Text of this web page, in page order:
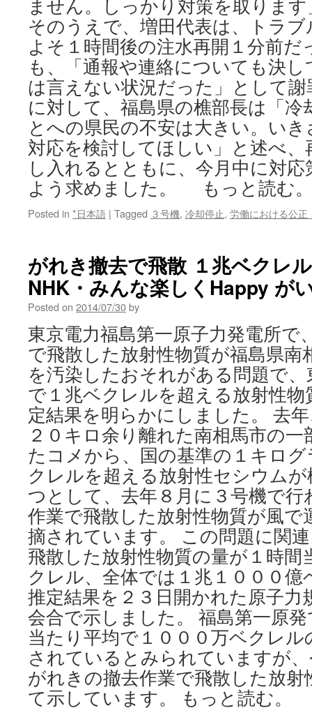
ません。しっかり対策を取りま
そのうえで、増田代表は、トラ
よそ１時間後の注水再開１分前
も、「通報や連絡についても決
は言えない状況だった」として
に対して、福島県の樵部長は「
とへの県民の不安は大きい。い
対応を検討してほしい」と述べ
し入れるとともに、今月中に対
よう求めました。 もっと読む
Posted in *日本語 | Tagged ３号機, 冷却停止, 労働における公正
がれき撤去で飛散 １兆ベクレ
NHK・みんな楽しくHappy が
Posted on 2014/07/30by
東京電力福島第一原子力発電所で
で飛散した放射性物質が福島県南
を汚染したおそれがある問題で
で１兆ベクレルを超える放射性
定結果を明らかにしました。 去
２０キロ余り離れた南相馬市の
たコメから、国の基準の１キロ
クレルを超える放射性セシウム
つとして、去年８月に３号機で
作業で飛散した放射性物質が風
摘されています。 この問題に関
飛散した放射性物質の量が１時間
クレル、全体では１兆１０００
推定結果を２３日開かれた原子力
会合で示しました。 福島第一原
当たり平均で１０００万ベクレ
されているとみられていますが
がれきの撤去作業で飛散した放
て示しています。 もっと読む。